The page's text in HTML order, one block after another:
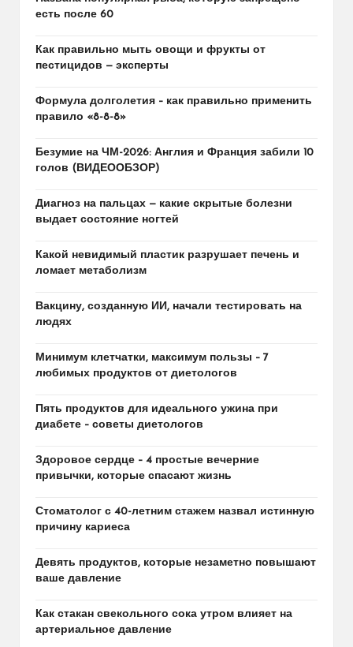
есть после 60
Как правильно мыть овощи и фрукты от
пестицидов — эксперты
Формула долголетия – как правильно применить
правило «8-8-8»
Безумие на ЧМ-2026: Англия и Франция забили 10
голов (ВИДЕООБЗОР)
Диагноз на пальцах — какие скрытые болезни
выдает состояние ногтей
Какой невидимый пластик разрушает печень и
ломает метаболизм
Вакцину, созданную ИИ, начали тестировать на
людях
Минимум клетчатки, максимум пользы – 7
любимых продуктов от диетологов
Пять продуктов для идеального ужина при
диабете – советы диетологов
Здоровое сердце – 4 простые вечерние
привычки, которые спасают жизнь
Стоматолог с 40-летним стажем назвал истинную
причину кариеса
Девять продуктов, которые незаметно повышают
ваше давление
Как стакан свекольного сока утром влияет на
артериальное давление